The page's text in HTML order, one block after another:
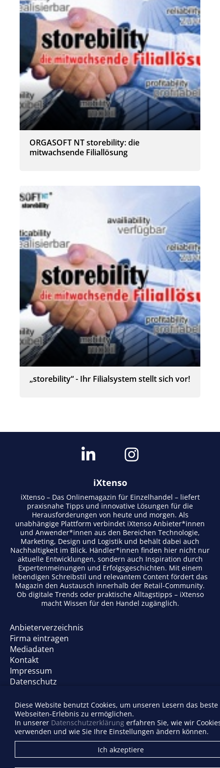
ORGASOFT NT storebility: die
mitwachsende Filiallösung
„storebility“ - Ihr Filialsystem stellt sich vor!
iXtenso
iXtenso – Das Onlinemagazin für Einzelhandel – liefert
praxisnahe Tipps und innovative Lösungen für die
Herausforderungen von heute und morgen. Als
unabhängige Plattform verbindet iXtenso Anbieter*innen
und Anwender*innen aus den Bereichen Technologie,
Marketing, Design und Logistik und behält dabei auch
Nachhaltigkeit im Blick. Händler*innen finden hier nicht nur
aktuelle Entwicklungen, sondern auch Inspiration durch
Expertenmeinungen und Erfolgsgeschichten. Mit einem
lebendigen Schreibstil und relevantem Content fördert das
Magazin den Austausch innerhalb der Retail-Community.
Ob digitale Trends oder praktische Alltagstipps – iXtenso
macht Wissen für den Handel zugänglich.
Anbieterverzeichnis
Firma eintragen
Mediadaten
Kontakt
Impressum
Datenschutz
Diese Website benutzt Cookies, um unseren Lesern das beste
Webseiten-Erlebnis zu ermöglichen.
In unserer Datenschutzerklärung erfahren Sie, wie wir
verwenden und wie Sie Ihre Einstellungen ändern können.
Ich akzeptiere